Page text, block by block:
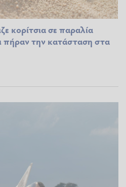
κορίτσια σε παραλία
πήραν την κατάσταση στα